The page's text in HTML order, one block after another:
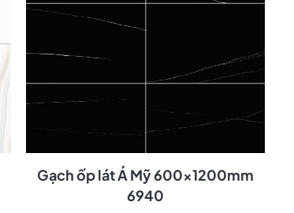
Gạch ốp lát Á Mỹ 600x1200mm
6940